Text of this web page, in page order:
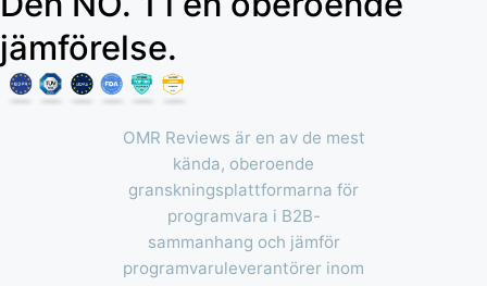
jämförelse.
OMR Reviews är en av de mest
kända, oberoende
granskningsplattformarna för
programvara i B2B-
sammanhang och jämför
programvaruleverantörer inom